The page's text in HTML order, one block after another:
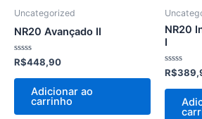
Uncategorized
NR20 Avançado II
Avaliação
de
R$448,90
Adicionar ao
carrinho
NR20
I
Avaliação
de
R$